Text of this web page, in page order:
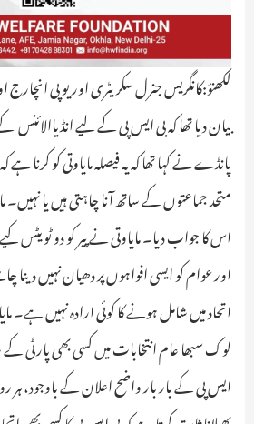
لکھنؤ:کانگریس جنرل سکریٹری اور یوپی
بیان دیا تھا کہ بی ایس پی کے لیے
پانڈے نے کہا تھا کہ یہ فیصلہ مایاوتی کو کرنا
اس کا جواب دیا۔ مایاوتی نے پیر کو دو ٹویٹس
اور عوام کو ایسی افواہوں پر دھیان نہیں دینا
اتحاد میں شامل ہونے کا کوئی ارادہ نہیں
لوک سبھا عام انتخابات میں کسی بھی پارٹی
ایس پی کے بار بار واضح اعلان کے باوجود، ہر